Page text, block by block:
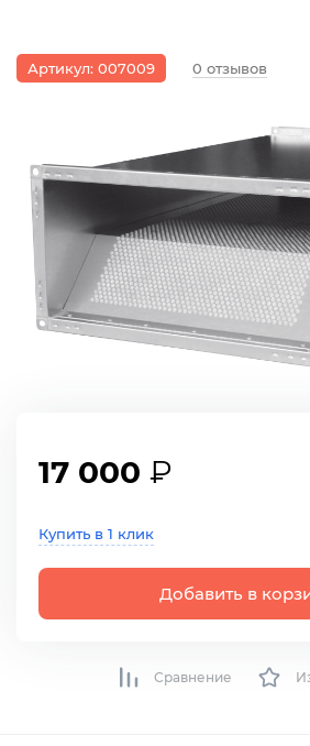
Артикул: 007009 0 отзывов
17 000 ₽
Купить в 1 клик
Добавить в
Сравнение